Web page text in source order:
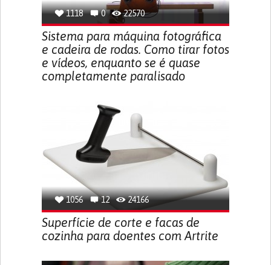
1118 0 22570
Sistema para máquina fotográfica
e cadeira de rodas. Como tirar fotos
e vídeos, enquanto se é quase
completamente paralisado
1056 12 24166
Superfície de corte e facas de
cozinha para doentes com Artrite